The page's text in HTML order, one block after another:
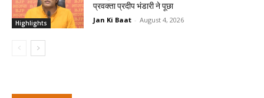
Highlights
प्रवक्ता प्रदीप भंडारी ने पूछा
Jan Ki Baat - August 4, 2026